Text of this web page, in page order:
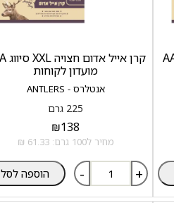
אנטלרס - ANTLERS
מועדון לקוחות
225 גרם
₪138
מחיר ל100 גרם: 61.33 ₪
- + הוספה לסל